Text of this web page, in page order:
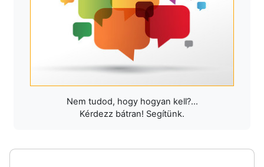
Nem tudod, hogy hogyan kell?...
Kérdezz bátran! Segítünk.